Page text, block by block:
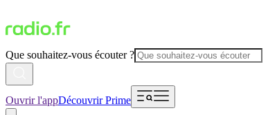
Que souhaitez-vous écouter ?
Ouvrir l'appDécouvrir Prime